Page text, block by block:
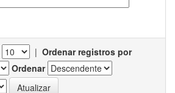
| Ordenar registros por
Ordenar